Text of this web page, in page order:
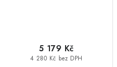
4 280 Kč bez DPH
5 179 Kč